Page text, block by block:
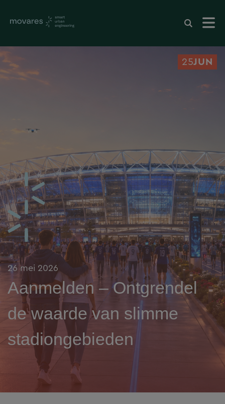
25JUN
26 mei 2026
Aanmelden – Ontgrendel
de waarde van slimme
stadiongebieden